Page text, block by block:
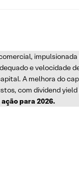
e velocidade
A melhora do
com dividend
para 2026.